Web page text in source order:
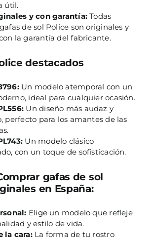
útil.
y con garantía:Todas
de sol Police son originales y
la garantía del fabricante.
destacados
Un modelo atemporal con un
ideal para cualquier ocasión.
Un diseño más audaz y
perfecto para los amantes de las
Un modelo clásico
con un toque de sofisticación.
gafas de sol
en España:
Elige un modelo que refleje
y estilo de vida.
la cara:La forma de tu rostro